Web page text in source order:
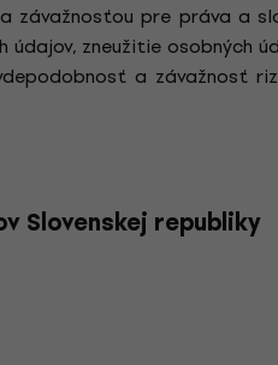
závažnosťou pre práva a
zneužitie osobných
a závažnosť
Slovenskej republiky